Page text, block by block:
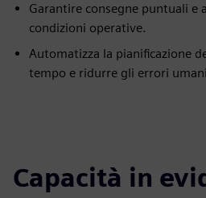
Garantire consegne puntuali e
condizioni operative.
Automatizza la pianificazione
tempo e ridurre gli errori
Capacità in